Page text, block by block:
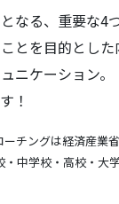
なる、重要な4
を目的とした
ニケーション。
！
ーチングは経済産業
中学校・高校・大